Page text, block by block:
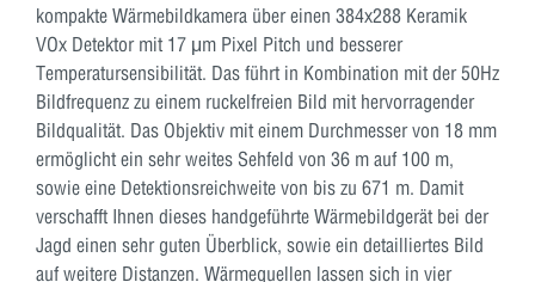
kompakte Wärmebildkamera über einen 384x288 Keramik
VOx Detektor mit 17 μm Pixel Pitch und besserer
Temperatursensibilität. Das führt in Kombination mit der 50Hz
Bildfrequenz zu einem ruckelfreien Bild mit hervorragender
Bildqualität. Das Objektiv mit einem Durchmesser von 18 mm
ermöglicht ein sehr weites Sehfeld von 36 m auf 100 m,
sowie eine Detektionsreichweite von bis zu 671 m. Damit
verschafft Ihnen dieses handgeführte Wärmebildgerät bei der
Jagd einen sehr guten Überblick, sowie ein detailliertes Bild
auf weitere Distanzen. Wärmequellen lassen sich in vier